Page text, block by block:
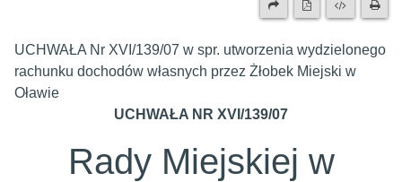
UCHWAŁA Nr XVI/139/07 w spr. utworzenia wydzielonego
rachunku dochodów własnych przez Żłobek Miejski w
Oławie
UCHWAŁA NR XVI/139/07
Rady Miejskiej w